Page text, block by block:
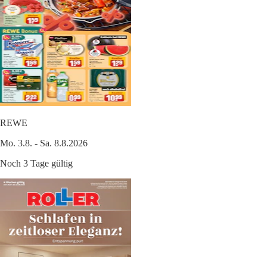
REWE
Mo. 3.8. - Sa. 8.8.2026
Noch 3 Tage gültig